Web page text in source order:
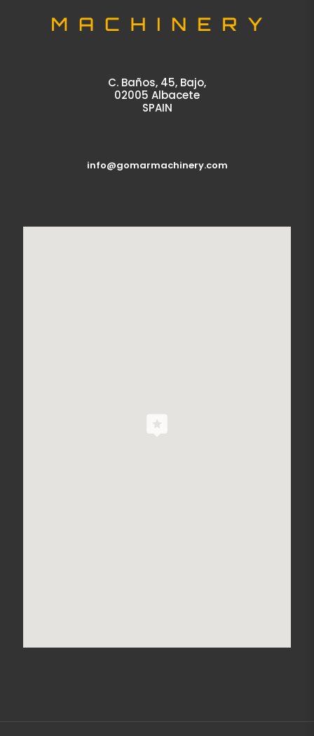
C. Baños, 45, Bajo,
02005 Albacete
SPAIN
info@gomarmachinery.com